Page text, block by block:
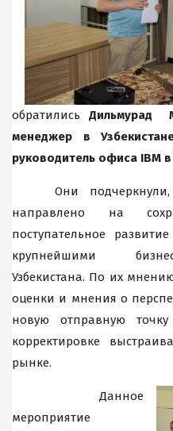
обратились Дильмурад
менеджер в
руководитель офиса IBM
Они подчеркнули,
направлено на
поступательное
крупнейшими
Узбекистана. По их
оценки и мнения о
новую отправную
корректировке
рынке.
Данное
мероприятие